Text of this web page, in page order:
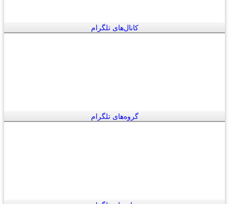
کانال‌های تلگرام
گروه‌های تلگرام